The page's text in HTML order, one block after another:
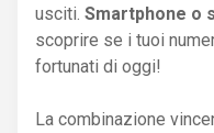
usciti. Smartphone o
scoprire se i tuoi
fortunati di oggi!
La combinazione